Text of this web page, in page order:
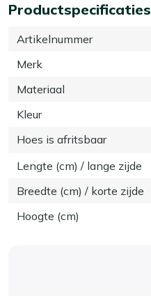
Productspecificaties
Artikelnummer
Merk
Materiaal
Kleur
Hoes is afritsbaar
Lengte (cm) / lange zijde
Breedte (cm) / korte zijde
Hoogte (cm)